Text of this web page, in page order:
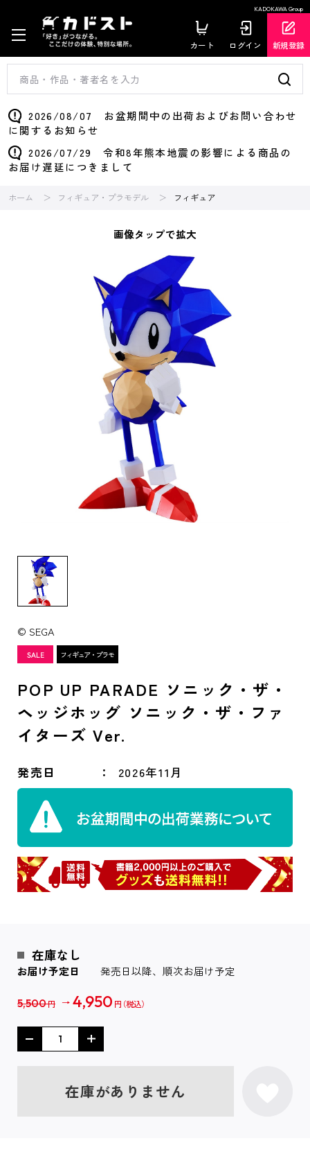
KADOKAWA Group
カート ログイン 新規登録
2026/08/07 お盆期間中の出荷およびお問い合わせ
に関するお知らせ
2026/07/29 令和8年熊本地震の影響による商品の
お届け遅延につきまして
ホーム フィギュア・プラモデル フィギュア
画像タップで拡大
© SEGA
POP UP PARADE ソニック・ザ・
ヘッジホッグ ソニック・ザ・ファ
イターズ Ver.
発売日 2026年11月
在庫なし
お届け予定日 発売日以降、順次お届け予定
5,500円 4,950 円
在庫がありません